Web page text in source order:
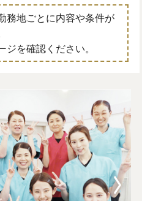
務地ごとに内容や条件が
ジを確認ください。